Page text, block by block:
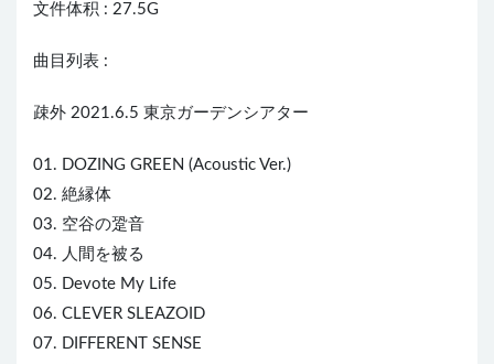
文件体积 : 27.5G
曲目列表 :
疎外 2021.6.5 東京ガーデンシアター
01. DOZING GREEN (Acoustic Ver.)
02. 絶縁体
03. 空谷の跫音
04. 人間を被る
05. Devote My Life
06. CLEVER SLEAZOID
07. DIFFERENT SENSE